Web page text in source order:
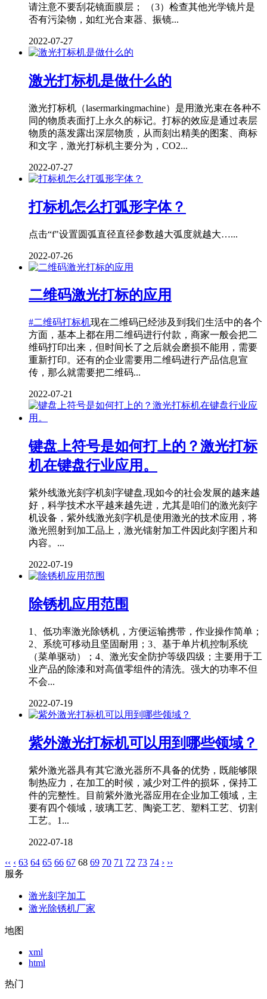
请注意不要刮花镜面膜层； （3）检查其他光学镜片是
否有污染物，如红光合束器、振镜...
2022-07-27
激光打标机是做什么的
激光打标机（lasermarkingmachine）是用激光束在各种不
同的物质表面打上永久的标记。打标的效应是通过表层
物质的蒸发露出深层物质，从而刻出精美的图案、商标
和文字，激光打标机主要分为，CO2...
2022-07-27
打标机怎么打弧形字体？
点击“f"设置圆弧直径直径参数越大弧度就越大…...
2022-07-26
二维码激光打标的应用
#二维码打标机现在二维码已经涉及到我们生活中的各个
方面，基本上都在用二维码进行付款，商家一般会把二
维码打印出来，但时间长了之后就会磨损不能用，需要
重新打印。还有的企业需要用二维码进行产品信息宣
传，那么就需要把二维码...
2022-07-21
键盘上符号是如何打上的？激光打标
机在键盘行业应用。
紫外线激光刻字机刻字键盘,现如今的社会发展的越来越
好，科学技术水平越来越先进，尤其是咱们的激光刻字
机设备，紫外线激光刻字机是使用激光的技术应用，将
激光照射到加工品上，激光镭射加工件因此刻字图片和
内容。...
2022-07-19
除锈机应用范围
1、低功率激光除锈机，方便运输携带，作业操作简单；
2、系统可移动且坚固耐用；3、基于单片机控制系统
（菜单驱动）；4、激光安全防护等级四级；主要用于工
业产品的除漆和对高值零组件的清洗。强大的功率不但
不会...
2022-07-19
紫外激光打标机可以用到哪些领域？
紫外激光器具有其它激光器所不具备的优势，既能够限
制热应力，在加工的时候，减少对工件的损坏，保持工
件的完整性。目前紫外激光器应用在企业加工领域，主
要有四个领域，玻璃工艺、陶瓷工艺、塑料工艺、切割
工艺。1...
2022-07-18
‹‹ ‹ 63 64 65 66 67 68 69 70 71 72 73 74 › ››
服务
激光刻字加工
激光除锈机厂家
地图
xml
html
热门